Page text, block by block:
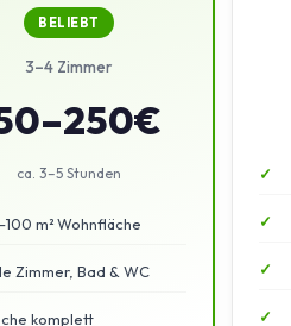
BELIEBT
3–4 Zimmer
ca. 3–5 Stunden
m² Wohnfläche
Zimmer, Bad & WC
komplett